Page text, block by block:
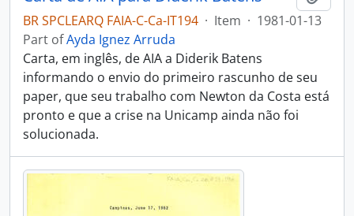
BR SPCLEARQ FAIA-C-Ca-IT194 · Item · 1981-01-13
Part ofAyda Ignez Arruda
Carta, em inglês, de AIA a Diderik Batens
informando o envio do primeiro rascunho de seu
paper, que seu trabalho com Newton da Costa está
pronto e que a crise na Unicamp ainda não foi
solucionada.